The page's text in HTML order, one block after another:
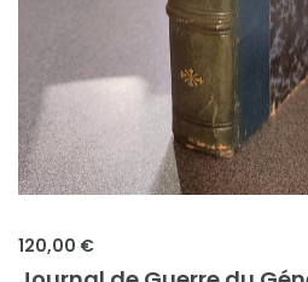
120,00 €